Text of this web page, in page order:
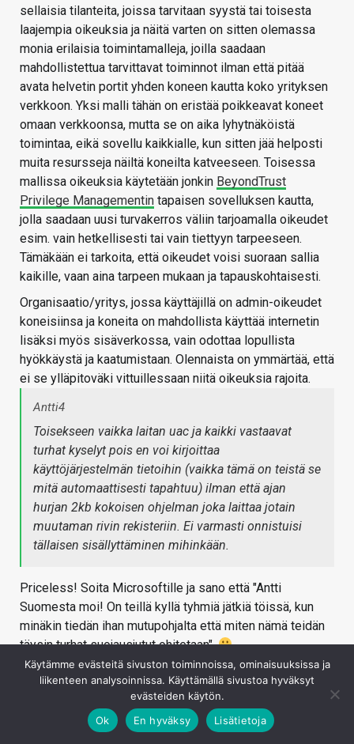
sellaisia tilanteita, joissa tarvitaan syystä tai toisesta
laajempia oikeuksia ja näitä varten on sitten olemassa
monia erilaisia toimintamalleja, joilla saadaan
mahdollistettua tarvittavat toiminnot ilman että pitää
avata helvetin portit yhden koneen kautta koko yrityksen
verkkoon. Yksi malli tähän on eristää poikkeavat koneet
omaan verkkoonsa, mutta se on aika lyhytnäköistä
toimintaa, eikä sovellu kaikkialle, kun sitten jää helposti
muita resursseja näiltä koneilta katveeseen. Toisessa
mallissa oikeuksia käytetään jonkin BeyondTrust
Privilege Managementin tapaisen sovelluksen kautta,
jolla saadaan uusi turvakerros väliin tarjoamalla oikeudet
esim. vain hetkellisesti tai vain tiettyyn tarpeeseen.
Tämäkään ei tarkoita, että oikeudet voisi suoraan sallia
kaikille, vaan aina tarpeen mukaan ja tapauskohtaisesti.
Organisaatio/yritys, jossa käyttäjillä on admin-oikeudet
koneisiinsa ja koneita on mahdollista käyttää internetin
lisäksi myös sisäverkossa, vain odottaa lopullista
hyökkäystä ja kaatumistaan. Olennaista on ymmärtää, että
ei se ylläpitoväki vittuillessaan niitä oikeuksia rajoita.
Antti4
Toisekseen vaikka laitan uac ja kaikki vastaavat
turhat kyselyt pois en voi kirjoittaa
käyttöjärjestelmän tietoihin (vaikka tämä on teistä se
mitä automaattisesti tapahtuu) ilman että ajan
hurjan 2kb kokoisen ohjelman joka laittaa jotain
muutaman rivin rekisteriin. Ei varmasti onnistuisi
tällaisen sisällyttäminen mihinkään.
Priceless! Soita Microsoftille ja sano että "Antti
Suomesta moi! On teillä kyllä tyhmiä jätkiä töissä, kun
minäkin tiedän ihan mutupohjalta että miten nämä teidän
täysin turhat suojausjutut ohitetaan".
Oikeasti. Voisitko ottaa selvää edes perustasolla mitä
UAC tarkoittaa ja mitä kaikkea tietoturvaominaisuutta
Windows 10:ssä oikein on mukana ja miten ne toimivat.
Kirjaudu sisään vastataksesi
Käytämme evästeitä sivuston toiminnoissa, ominaisuuksissa ja
liikenteen analysoinnissa. Käyttämällä sivustoa hyväksyt
evästeiden käytön.
Ok
En hyväksy Lisätietoja